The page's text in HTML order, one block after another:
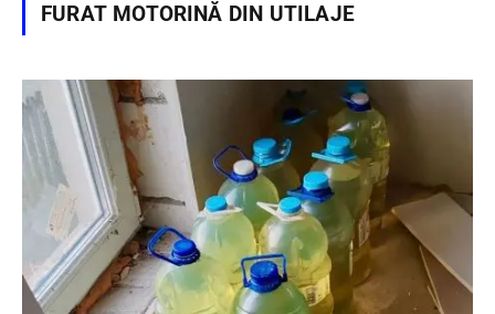
FURAT MOTORINĂ DIN UTILAJE